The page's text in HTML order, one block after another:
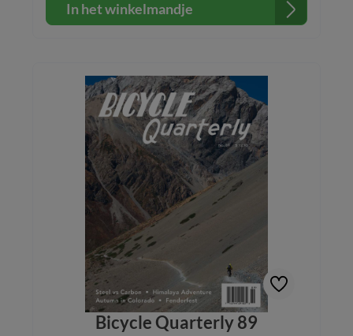
In het winkelmandje
Bicycle Quarterly 89